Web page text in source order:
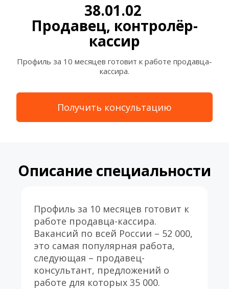
38.01.02
Продавец, контролёр-
кассир
Профиль за 10 месяцев готовит к работе продавца-
кассира.
Получить консультацию
Описание специальности
Профиль за 10 месяцев готовит к
работе продавца-кассира.
Вакансий по всей России – 52 000,
это самая популярная работа,
следующая – продавец-
консультант, предложений о
работе для которых 35 000.